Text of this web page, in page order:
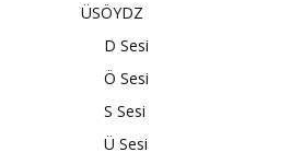
ÜSÖYDZ
D Sesi
Ö Sesi
S Sesi
Ü Sesi